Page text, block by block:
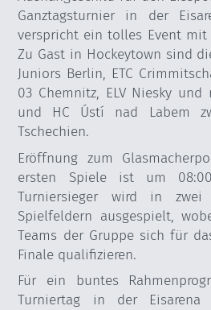
Ganztagsturnier in der
verspricht ein tolles Event mit
Zu Gast in Hockeytown sind
Juniors Berlin, ETC
03 Chemnitz, ELV Niesky
und HC Ústí nad Labem
Tschechien.
Eröffnung zum
ersten Spiele ist um
Turniersieger wird in
Spielfeldern ausgespielt,
Teams der Gruppe sich für
Finale qualifizieren.
Für ein buntes
Turniertag in der Eisarena